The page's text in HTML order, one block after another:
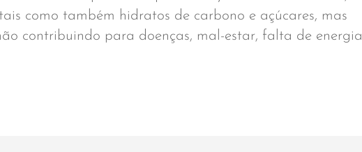
como também hidratos de carbono e açúcares, mas
contribuindo para doenças, mal-estar, falta de energia